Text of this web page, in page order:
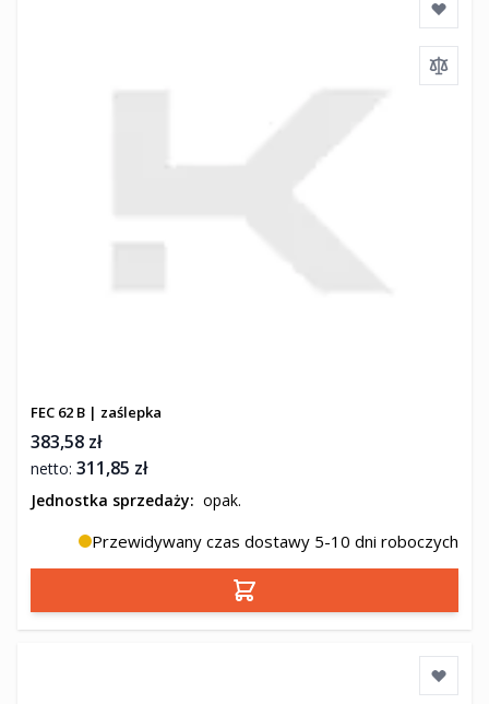
FEC 62 B | zaślepka
383,58 zł
311,85 zł
Jednostka sprzedaży: opak.
Przewidywany czas dostawy 5-10 dni roboczych
Dodaj do koszyka